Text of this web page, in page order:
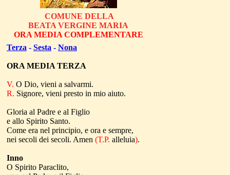
COMUNE DELLA
BEATA VERGINE MARIA
ORA MEDIA COMPLEMENTARE
Terza - Sesta - Nona
ORA MEDIA TERZA
V. O Dio, vieni a salvarmi.
R. Signore, vieni presto in mio aiuto.
Gloria al Padre e al Figlio
e allo Spirito Santo.
Come era nel principio, e ora e sempre,
nei secoli dei secoli. Amen (T.P. alleluia).
Inno
O Spirito Paraclito,